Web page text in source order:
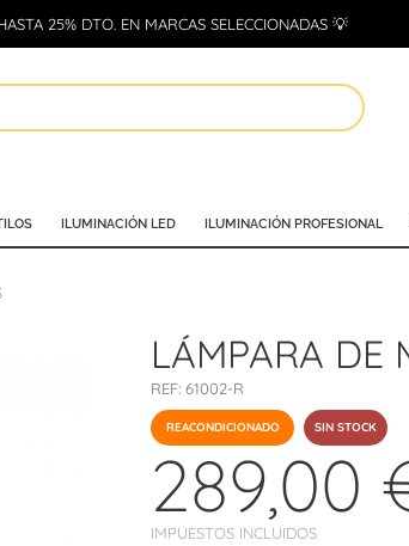
25% DTO. EN MARCAS SELECCIONADAS 💡
ILUMINACIÓN LED ILUMINACIÓN PROFESIONAL
LÁMPARA DE
REF: 61002-R
REACONDICIONADO SIN STOCK
289,00
IMPUESTOS INCLUIDOS